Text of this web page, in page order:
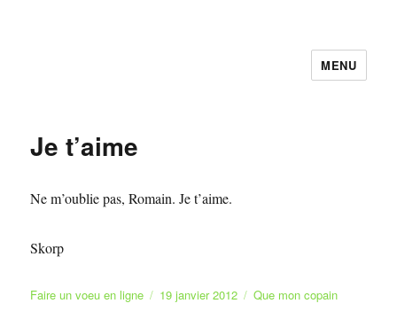
Faire et Ecrire un voeu gratuitement
MENU
Je t’aime
Ne m’oublie pas, Romain. Je t’aime.
Skorp
Auteur
Faire un voeu en ligne
Publié
19 janvier 2012 Catégories
Que mon copain